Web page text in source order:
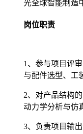
光全球智能制造
岗位职责
1、参与项目评
与配件选型、工
2、对产品结构
动力学分析与仿
3、负责项目输